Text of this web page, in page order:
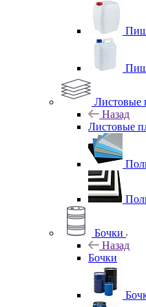
Листовые
Назад
Листовые
Бочки
Назад
Бочки